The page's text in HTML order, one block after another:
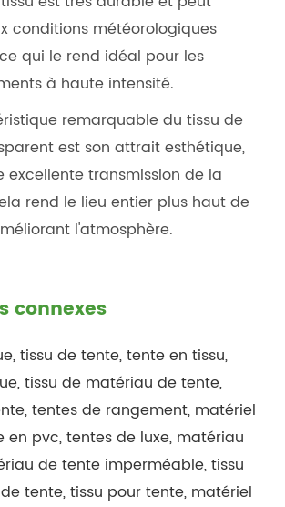
conditions météorologiques
qui le rend idéal pour les
à haute intensité.
remarquable du tissu de
est son attrait esthétique,
excellente transmission de la
rend le lieu entier plus haut de
l'atmosphère.
connexes
tissu de tente, tente en tissu,
tissu de matériau de tente,
tentes de rangement, matériel
en pvc, tentes de luxe, matériau
de tente imperméable, tissu
tente, tissu pour tente, matériel